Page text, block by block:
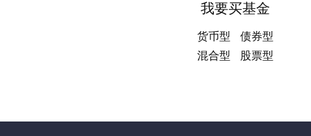
我要买基金
货币型
债券型
混合型
股票型